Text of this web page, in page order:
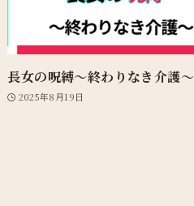
長女の呪縛〜終わりなき介護〜
2025年8月19日